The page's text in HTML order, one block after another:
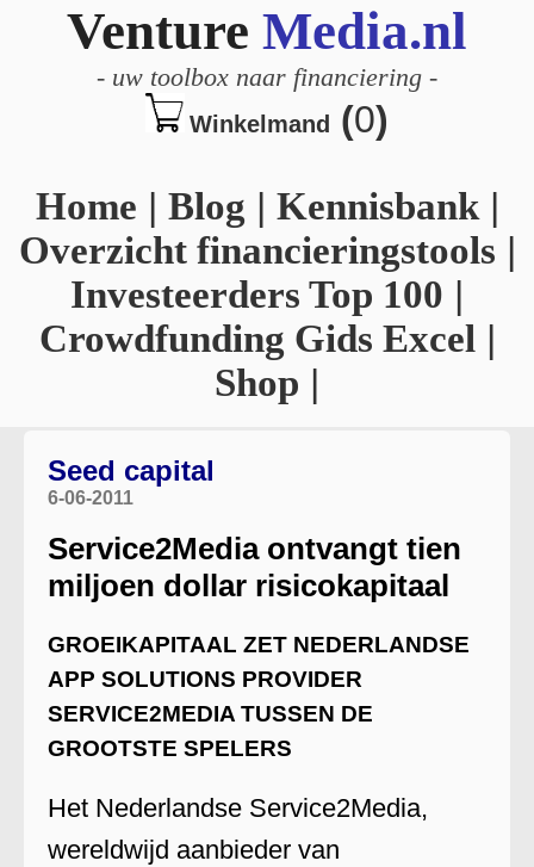
Venture Media.nl
- uw toolbox naar financiering -
Winkelmand (0)
Home | Blog | Kennisbank|
Overzicht financieringstools |
Investeerders Top 100 |
Crowdfunding Gids Excel |
Shop |
Seed capital
6-06-2011
Service2Media ontvangt tien
miljoen dollar risicokapitaal
GROEIKAPITAAL ZET NEDERLANDSE
APP SOLUTIONS PROVIDER
SERVICE2MEDIA TUSSEN DE
GROOTSTE SPELERS
Het Nederlandse Service2Media,
wereldwijd aanbieder van